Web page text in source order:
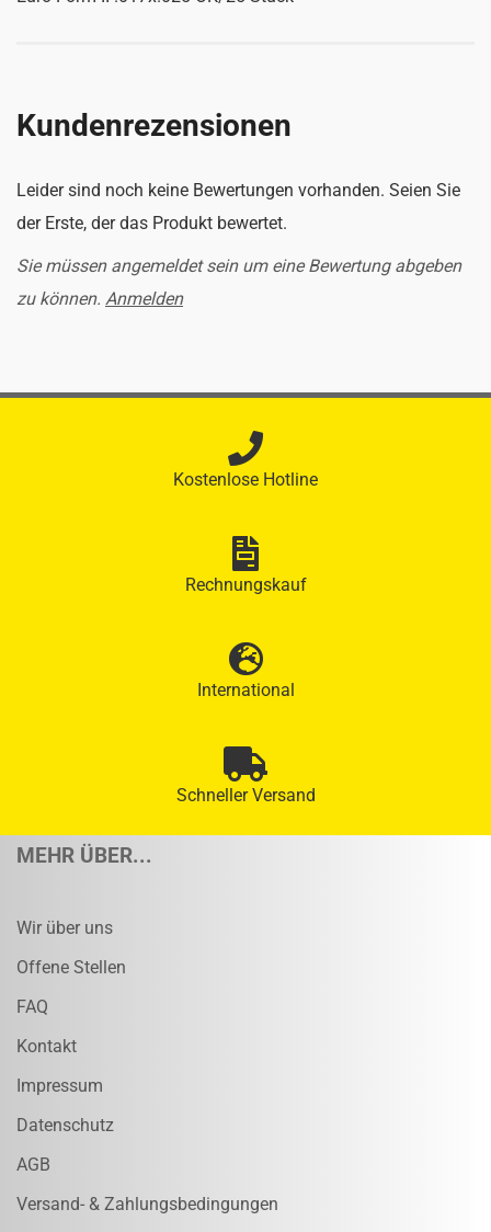
Kundenrezensionen
Leider sind noch keine Bewertungen vorhanden. Seien Sie
der Erste, der das Produkt bewertet.
Sie müssen angemeldet sein um eine Bewertung abgeben
zu können. Anmelden
Kostenlose Hotline
Rechnungskauf
International
Schneller Versand
MEHR ÜBER...
Wir über uns
Offene Stellen
FAQ
Kontakt
Impressum
Datenschutz
AGB
Versand- & Zahlungsbedingungen